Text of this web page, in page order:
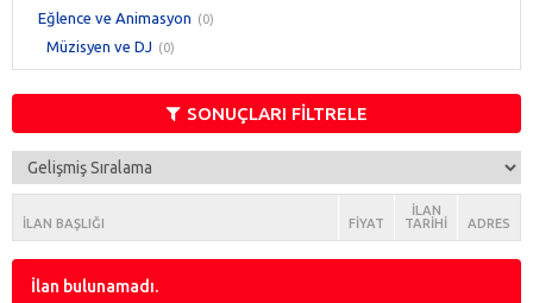
Eğlence ve Animasyon (0)
Müzisyen ve DJ (0)
SONUÇLARI FİLTRELE
İLAN BAŞLIĞI FIYAT
İLAN
TARIHI
ADRES
İlan bulunamadı.